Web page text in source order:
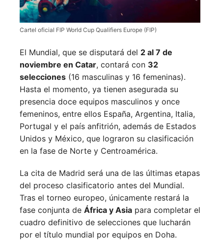
Cartel oficial FIP World Cup Qualifiers Europe (FIP)
El Mundial, que se disputará del 2 al 7 de
noviembre en Catar, contará con 32
selecciones (16 masculinas y 16 femeninas).
Hasta el momento, ya tienen asegurada su
presencia doce equipos masculinos y once
femeninos, entre ellos España, Argentina, Italia,
Portugal y el país anfitrión, además de Estados
Unidos y México, que lograron su clasificación
en la fase de Norte y Centroamérica.
La cita de Madrid será una de las últimas etapas
del proceso clasificatorio antes del Mundial.
Tras el torneo europeo, únicamente restará la
fase conjunta de África y Asia para completar el
cuadro definitivo de selecciones que lucharán
por el título mundial por equipos en Doha.